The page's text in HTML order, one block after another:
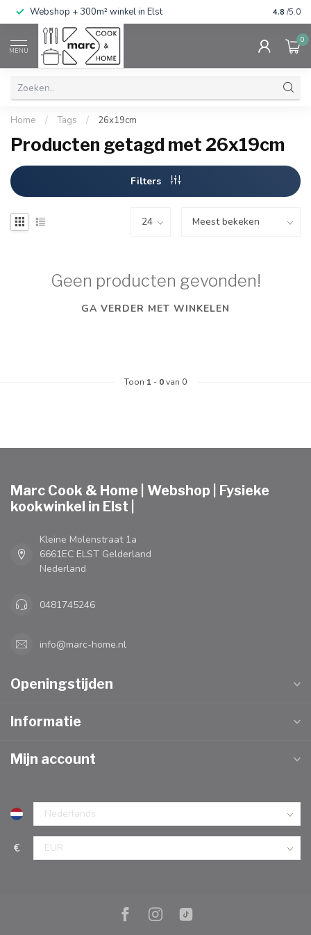
Webshop + 300m² winkel in Elst Gratis
4.8 /5.0
MENU
0
Home / Tags / 26x19cm
Producten getagd met 26x19cm
Filters
Geen producten gevonden!
GA VERDER MET WINKELEN
Toon 1 - 0van 0
Marc Cook & Home | Webshop | Fysieke
kookwinkel in Elst |
Kleine Molenstraat 1a
6661EC ELST Gelderland
Nederland
0481745246
info@marc-home.nl
Openingstijden
Informatie
Mijn account
€